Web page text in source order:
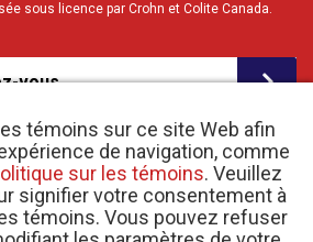
témoins sur ce site Web afin
de navigation, comme
sur les témoins. Veuillez
signifier votre consentement à
témoins. Vous pouvez refuser
sous licence par Crohn et Colite Canada.
vous